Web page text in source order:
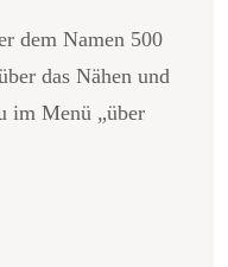
dem Namen 500
das Nähen und
im Menü „über